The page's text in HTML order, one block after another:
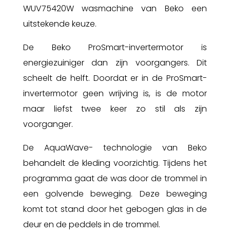
WUV75420W wasmachine van Beko een
uitstekende keuze.
De Beko ProSmart-invertermotor is
energiezuiniger dan zijn voorgangers. Dit
scheelt de helft. Doordat er in de ProSmart-
invertermotor geen wrijving is, is de motor
maar liefst twee keer zo stil als zijn
voorganger.
De AquaWave- technologie van Beko
behandelt de kleding voorzichtig. Tijdens het
programma gaat de was door de trommel in
een golvende beweging. Deze beweging
komt tot stand door het gebogen glas in de
deur en de peddels in de trommel.